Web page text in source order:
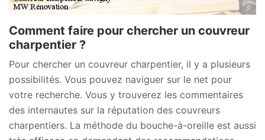
Comment faire pour chercher un couvreur
charpentier ?
Pour chercher un couvreur charpentier, il y a plusieurs
possibilités. Vous pouvez naviguer sur le net pour
votre recherche. Vous y trouverez les commentaires
des internautes sur la réputation des couvreurs
charpentiers. La méthode du bouche-à-oreille est aussi